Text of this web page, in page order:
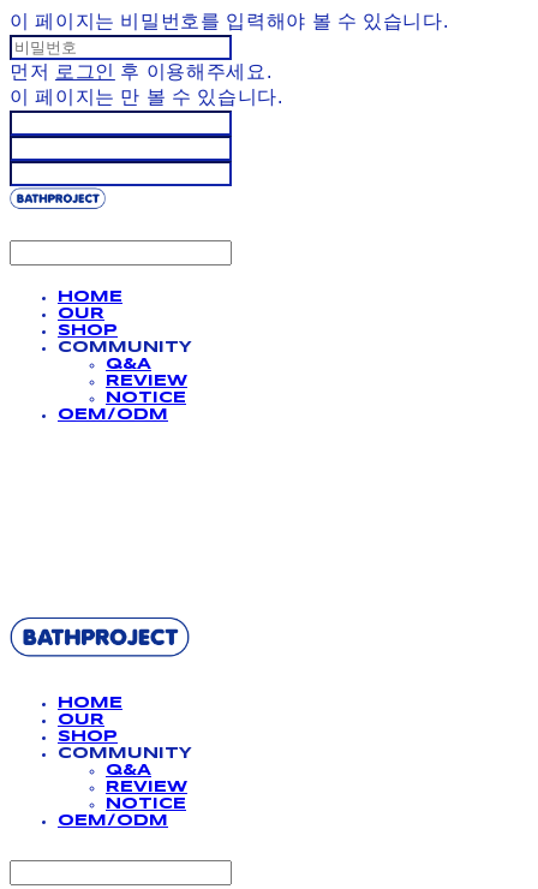
이 페이지는 비밀번호를 입력해야 볼 수 있습니다.
먼저 로그인 후 이용해주세요.
이 페이지는 만 볼 수 있습니다.
HOME
OUR
SHOP
COMMUNITY
Q&A
REVIEW
NOTICE
OEM/ODM
HOME
OUR
SHOP
COMMUNITY
Q&A
REVIEW
NOTICE
OEM/ODM